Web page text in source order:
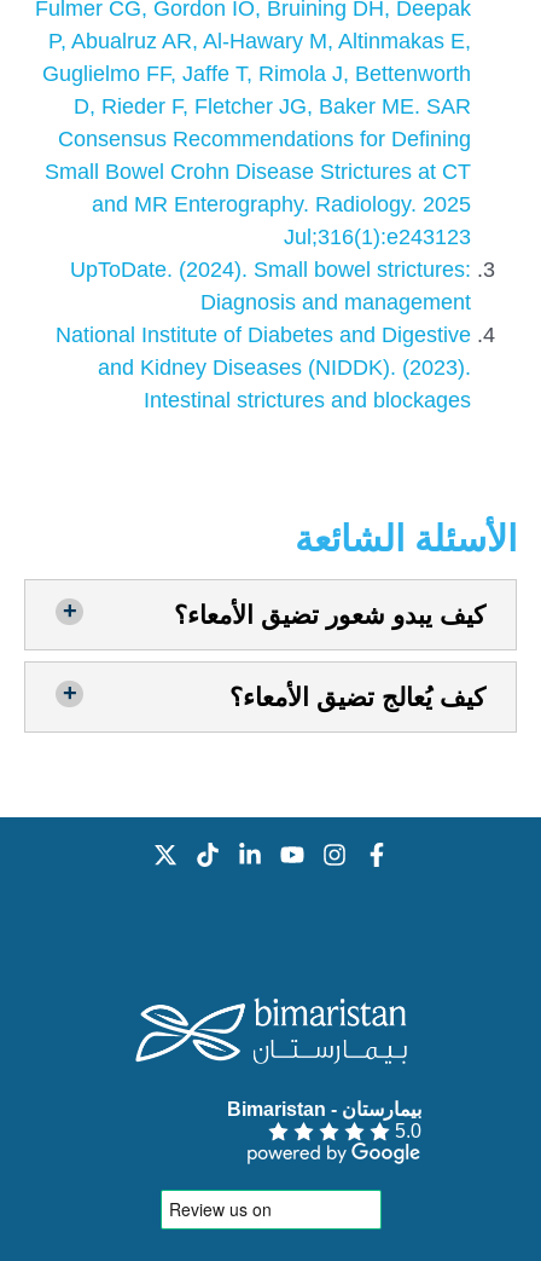
Fulmer CG, Gordon IO, Bruining DH, Deepak
P, Abualruz AR, Al-Hawary M, Altinmakas E,
Guglielmo FF, Jaffe T, Rimola J, Bettenworth
D, Rieder F, Fletcher JG, Baker ME. SAR
Consensus Recommendations for Defining
Small Bowel Crohn Disease Strictures at CT
and MR Enterography. Radiology. 2025
Jul;316(1):e243123
UpToDate. (2024). Small bowel strictures:
Diagnosis and management
National Institute of Diabetes and Digestive
and Kidney Diseases (NIDDK). (2023).
Intestinal strictures and blockages
الأسئلة الشائعة
كيف يبدو شعور تضيق الأمعاء؟
كيف يُعالج تضيق الأمعاء؟
بيمارستان - Bimaristan‏
5.0